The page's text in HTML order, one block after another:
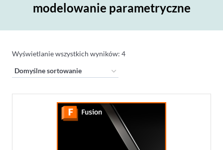
modelowanie parametryczne
Wyświetlanie wszystkich wyników: 4